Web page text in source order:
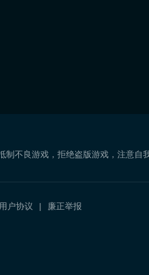
制不良游戏，拒绝盗版游戏，注意
用户协议 廉正举报